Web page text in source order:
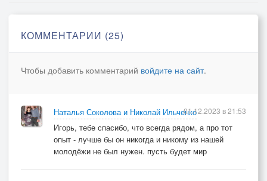
Эх, попался бы нам на «гражданке»…
Усмехался в душе и гонял их опять –
Им вдолбил, как молитву – впредь батьки не лезь,
В Бога верь – может, будешь целее…
КОММЕНТАРИИ (25)
Чтобы добавить комментарий войдите на сайт.
Наталья Соколова и Николай Ильченко
Игорь, тебе спасибо, что всегда рядом, а про тот
опыт - лучше бы он никогда и никому из нашей
молодёжи не был нужен. пусть будет мир
01.12.2023 в 21:53